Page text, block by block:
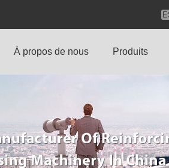
À propos de nous Produits